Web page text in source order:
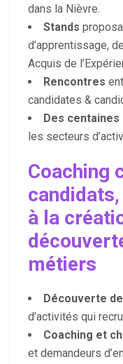
dans la Nièvre.
Stands
d’apprentissage,
Acquis de
Rencontres
candidates &
Des
les secteurs
Coaching
à la
métiers
Découverte
d’activités qui
Coaching et
et demandeurs